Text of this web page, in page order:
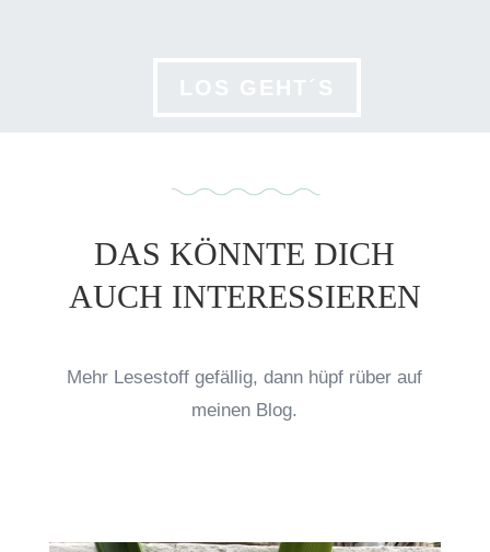
DAS KÖNNTE DICH
AUCH INTERESSIEREN
Mehr Lesestoff gefällig, dann hüpf rüber auf
meinen Blog.